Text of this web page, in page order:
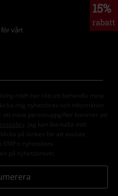
15%
rabatt
vårt
mbH har rätt att behandla mina
mig nyhetsbrev och information
att mina personuppgifter kommer att
. Jag kan återkalla mitt
på länken för att avsluta
nyhetsbrev.
på nyhetsbrevet.